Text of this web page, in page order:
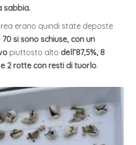
sabbia.
erano quindi state deposte
70 si sono schiuse, con un
piuttosto altodell’87,5%, 8
2 rotte con resti di tuorlo.